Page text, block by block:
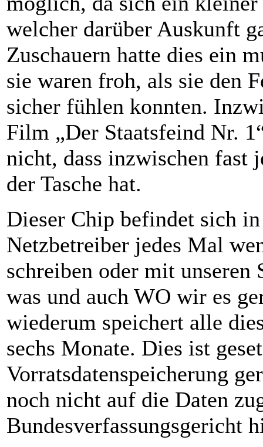
welcher darüber Auskunft
Zuschauern hatte dies ein
sie waren froh, als sie den
sicher fühlen konnten.
Film „Der Staatsfeind Nr.
nicht, dass inzwischen fast
der Tasche hat.
Dieser Chip befindet sich
Netzbetreiber jedes Mal
schreiben oder mit unseren
was und auch WO wir es
wiederum speichert alle
sechs Monate. Dies ist
Vorratsdatenspeicherung
noch nicht auf die Daten
Bundesverfassungsgericht